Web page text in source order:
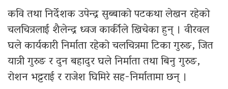
कवि तथा निर्देशक उपेन्द्र सुब्बाको पटकथा लेखन रहेको
चलचित्रलाई शैलेन्द्र ध्वज कार्कीले खिचेका हुन् । वीरवल
घले कार्यकारी निर्माता रहेको चलचित्रमा टिका गुरुङ, जित
यात्री गुरुङ र दुन बहादुर घले निर्माता तथा बिनु गुरुङ,
रोशन भट्टराई र राजेश घिमिरे सह-निर्मातामा छन् ।